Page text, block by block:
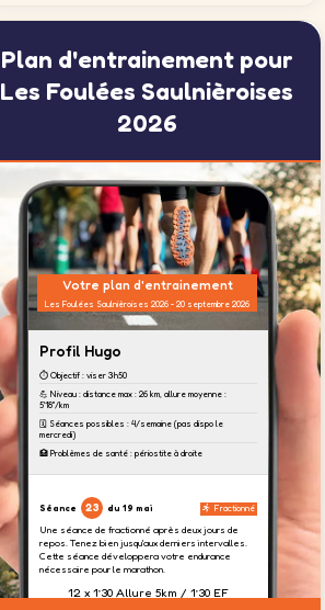
Plan d'entrainement pour
Les Foulées Saulnièroises
2026
Votre plan d'entrainement
Les Foulées Saulnièroises 2026 - 20 septembre 2026
Profil Hugo
⏱️ Objectif : viser 3h50
💪 Niveau : distance max : 26 km, allure moyenne :
5'18''/km
🗓️ Séances possibles : 4/semaine (pas dispo le
mercredi)
🏥 Problèmes de santé : périostite à droite
Séance 23 du 19 mai Fractionné
Une séance de fractionné après deux jours de
repos. Tenez bien jusqu'aux derniers intervalles.
Cette séance développera votre endurance
nécessaire pour le marathon.
12 x 1’30 Allure 5km / 1’30 EF